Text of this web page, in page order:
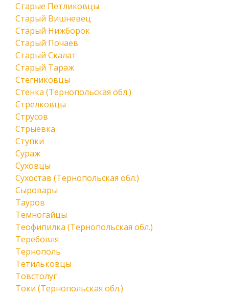
Старые Петликовцы
Старый Вишневец
Старый Нижборок
Старый Почаев
Старый Скалат
Старый Тараж
Стегниковцы
Стенка (Тернопольская обл.)
Стрелковцы
Струсов
Стрыевка
Ступки
Сураж
Суховцы
Сухостав (Тернопольская обл.)
Сыровары
Тауров
Темногайцы
Теофипилка (Тернопольская обл.)
Теребовля
Тернополь
Тетильковцы
Товстолуг
Токи (Тернопольская обл.)